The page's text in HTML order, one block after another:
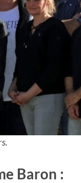
Baron :